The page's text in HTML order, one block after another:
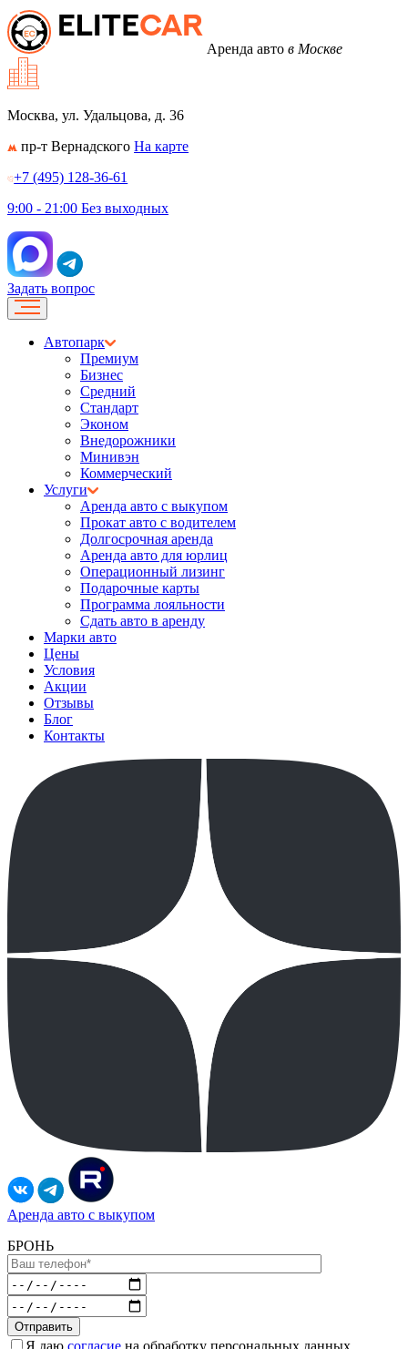
Аренда авто в Москве
Москва, ул. Удальцова, д. 36
пр-т ВернадскогоНа карте
+7 (495) 128-36-61
9:00 - 21:00 Без выходных
Задать вопрос
Автопарк
Премиум
Бизнес
Средний
Стандарт
Эконом
Внедорожники
Минивэн
Коммерческий
Услуги
Аренда авто с выкупом
Прокат авто с водителем
Долгосрочная аренда
Аренда авто для юрлиц
Операционный лизинг
Подарочные карты
Программа лояльности
Сдать авто в аренду
Марки авто
Цены
Условия
Акции
Отзывы
Блог
Контакты
Аренда авто с выкупом
БРОНЬ
Я даю согласие на обработку персональных данных,